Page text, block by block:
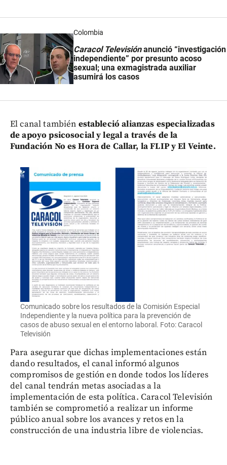
Colombia
Caracol Televisiónanunció “investigación
independiente” por presunto acoso
sexual; una exmagistrada auxiliar
asumirá los casos
El canal también estableció alianzas especializadas
de apoyo psicosocial y legal a través de la
Fundación No es Hora de Callar, la FLIP y El Veinte.
Comunicado sobre los resultados de la Comisión Especial
Independiente y la nueva política para la prevención de
casos de abuso sexual en el entorno laboral. Foto: Caracol
Televisión
Para asegurar que dichas implementaciones están
dando resultados, el canal informó algunos
compromisos de gestión en donde todos los líderes
del canal tendrán metas asociadas a la
implementación de esta política. Caracol Televisión
también se comprometió a realizar un informe
público anual sobre los avances y retos en la
construcción de una industria libre de violencias.